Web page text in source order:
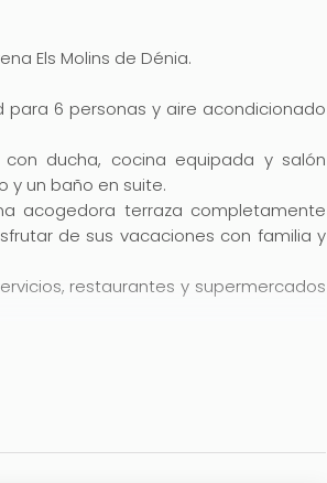
Els Molins de Dénia.
6 personas y aire acondicionado
ducha, cocina equipada y salón
y un baño en suite.
acogedora terraza completamente
de sus vacaciones con familia y
restaurantes y supermercados
sea una de las favoritas de las
sus anchas, mientras que las aguas